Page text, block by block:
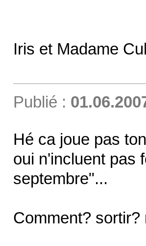
Iris et Madame
Publié :
Hé ca joue pas
oui n'incluent pas
septembre"...
Comment?